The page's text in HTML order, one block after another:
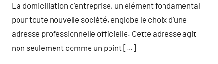
La domiciliation d’entreprise, un élément fondamental
pour toute nouvelle société, englobe le choix d’une
adresse professionnelle officielle. Cette adresse agit
non seulement comme un point […]